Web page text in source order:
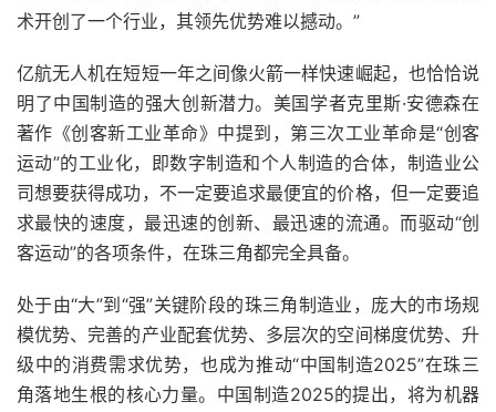
术开创了一个行业，其领先优势难以撼动。”
亿航无人机在短短一年之间像火箭一样快速崛起，也恰恰说
明了中国制造的强大创新潜力。美国学者克里斯·安德森在
著作《创客新工业革命》中提到，第三次工业革命是“创客
运动”的工业化，即数字制造和个人制造的合体，制造业公
司想要获得成功，不一定要追求最便宜的价格，但一定要追
求最快的速度，最迅速的创新、最迅速的流通。而驱动“创
客运动”的各项条件，在珠三角都完全具备。
处于由“大”到“强”关键阶段的珠三角制造业，庞大的市场规
模优势、完善的产业配套优势、多层次的空间梯度优势、升
级中的消费需求优势，也成为推动“中国制造2025”在珠三
角落地生根的核心力量。中国制造2025的提出，将为机器